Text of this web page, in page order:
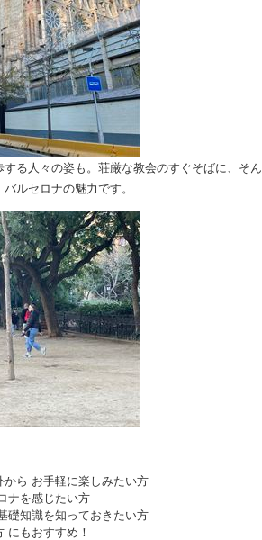
する 人々の姿も。 荘厳な教会のすぐそばに、そん
ルセロナの魅力です。
から お手軽に楽しみたい方
ナを感じたい方
礎知識を知っておきたい方
にもおすすめ！